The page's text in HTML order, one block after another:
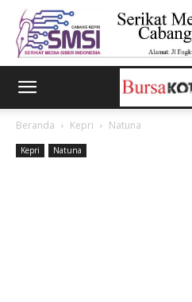
Beranda Kepri Natuna
Kepri Natuna